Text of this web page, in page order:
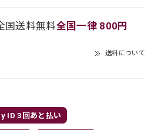
国送料無料全国一律 800円
送料について
ID 3回あと払い